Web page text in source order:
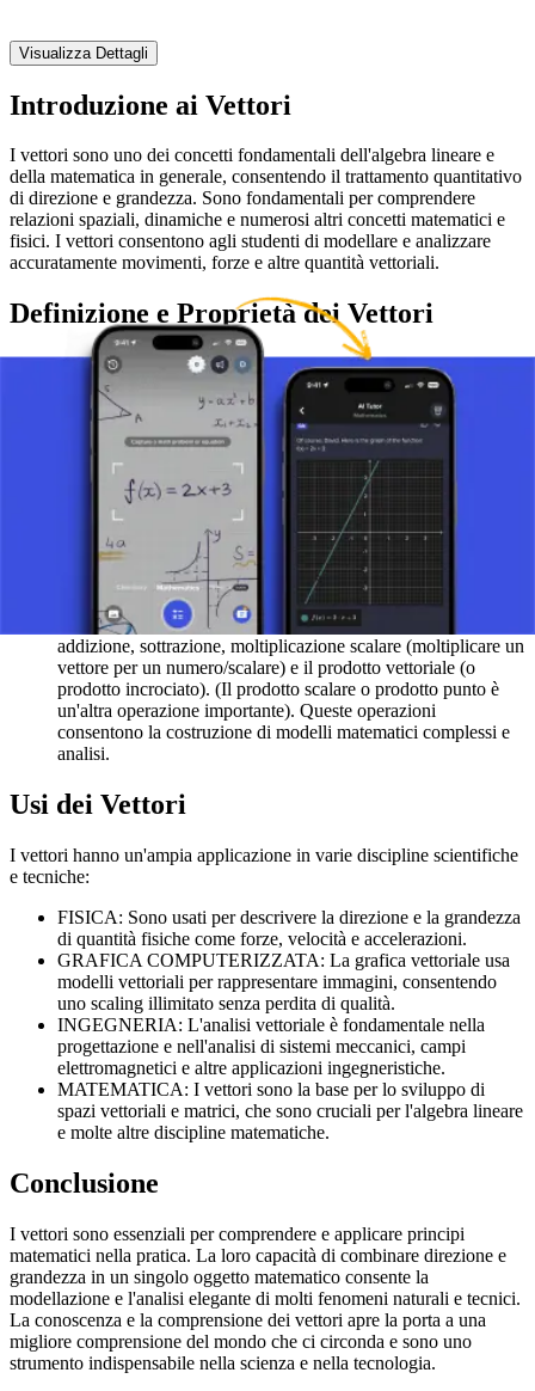
Visualizza Dettagli
Introduzione ai Vettori
I vettori sono uno dei concetti fondamentali dell'algebra lineare e
della matematica in generale, consentendo il trattamento quantitativo
di direzione e grandezza. Sono fondamentali per comprendere
relazioni spaziali, dinamiche e numerosi altri concetti matematici e
fisici. I vettori consentono agli studenti di modellare e analizzare
accuratamente movimenti, forze e altre quantità vettoriali.
Definizione e Proprietà dei Vettori
Un vettore è un oggetto matematico che ha due caratteristiche
principali: grandezza (o lunghezza) e direzione. I vettori possono
essere rappresentati graficamente come frecce, dove la lunghezza
della freccia rappresenta la grandezza del vettore, e la punta della
freccia indica la sua direzione. Nella notazione matematica, i vettori
sono spesso denotati da lettere minuscole con una freccia sopra (ad
esempio, v⃗) o in grassetto (ad esempio, v).
DIMENSIONE DI UN VETTORE: Questa è determinata dal
numero di componenti del vettore, che corrisponde alla
dimensione dello spazio in cui il vettore giace (ad esempio, un
vettore 2D ha due componenti, un vettore 3D ne ha tre).
OPERAZIONI CON I VETTORI: Queste includono
addizione, sottrazione, moltiplicazione scalare (moltiplicare un
vettore per un numero/scalare) e il prodotto vettoriale (o
prodotto incrociato). (Il prodotto scalare o prodotto punto è
un'altra operazione importante). Queste operazioni
consentono la costruzione di modelli matematici complessi e
analisi.
Usi dei Vettori
I vettori hanno un'ampia applicazione in varie discipline scientifiche
e tecniche:
FISICA: Sono usati per descrivere la direzione e la grandezza
di quantità fisiche come forze, velocità e accelerazioni.
GRAFICA COMPUTERIZZATA: La grafica vettoriale usa
modelli vettoriali per rappresentare immagini, consentendo
uno scaling illimitato senza perdita di qualità.
INGEGNERIA: L'analisi vettoriale è fondamentale nella
progettazione e nell'analisi di sistemi meccanici, campi
elettromagnetici e altre applicazioni ingegneristiche.
MATEMATICA: I vettori sono la base per lo sviluppo di
spazi vettoriali e matrici, che sono cruciali per l'algebra lineare
e molte altre discipline matematiche.
Conclusione
I vettori sono essenziali per comprendere e applicare principi
matematici nella pratica. La loro capacità di combinare direzione e
grandezza in un singolo oggetto matematico consente la
modellazione e l'analisi elegante di molti fenomeni naturali e tecnici.
La conoscenza e la comprensione dei vettori apre la porta a una
migliore comprensione del mondo che ci circonda e sono uno
strumento indispensabile nella scienza e nella tecnologia.